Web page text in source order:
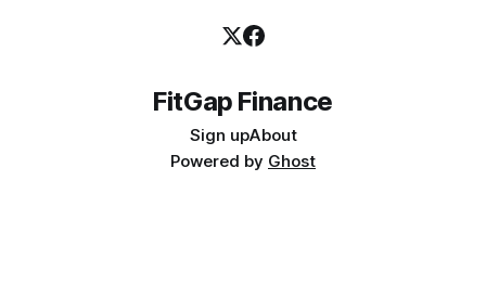
FitGap Finance
Sign upAbout
Powered by Ghost